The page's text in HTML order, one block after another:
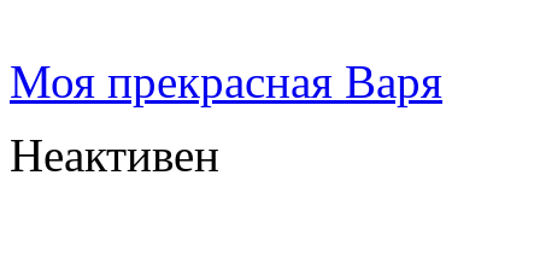
Моя прекрасная Варя
Неактивен